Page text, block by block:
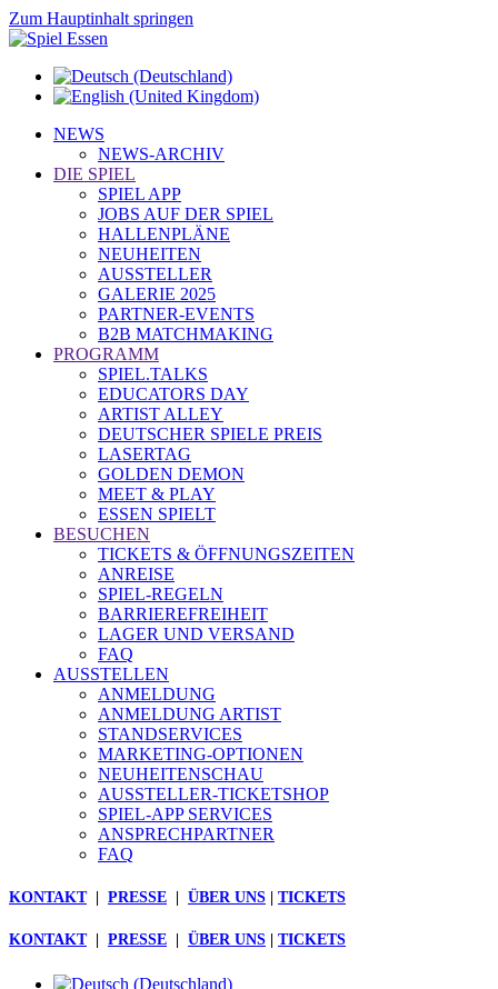
Zum Hauptinhalt springen
NEWS
NEWS-ARCHIV
DIE SPIEL
SPIEL APP
JOBS AUF DER SPIEL
HALLENPLÄNE
NEUHEITEN
AUSSTELLER
GALERIE 2025
PARTNER-EVENTS
B2B MATCHMAKING
PROGRAMM
SPIEL.TALKS
EDUCATORS DAY
ARTIST ALLEY
DEUTSCHER SPIELE PREIS
LASERTAG
GOLDEN DEMON
MEET & PLAY
ESSEN SPIELT
BESUCHEN
TICKETS & ÖFFNUNGSZEITEN
ANREISE
SPIEL-REGELN
BARRIEREFREIHEIT
LAGER UND VERSAND
FAQ
AUSSTELLEN
ANMELDUNG
ANMELDUNG ARTIST
STANDSERVICES
MARKETING-OPTIONEN
NEUHEITENSCHAU
AUSSTELLER-TICKETSHOP
SPIEL-APP SERVICES
ANSPRECHPARTNER
FAQ
KONTAKT| PRESSE ÜBER UNS TICKETS
KONTAKT| PRESSE ÜBER UNS TICKETS